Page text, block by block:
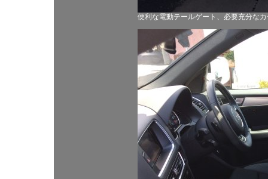
便利な電動テールゲート、必要充分な